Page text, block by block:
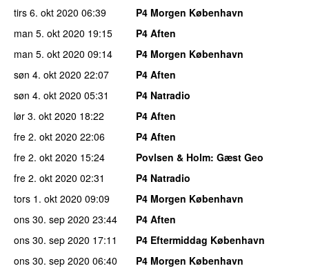
tirs 6. okt 2020 06:39
P4 Morgen København
man 5. okt 2020 19:15
P4 Aften
man 5. okt 2020 09:14
P4 Morgen København
søn 4. okt 2020 22:07
P4 Aften
søn 4. okt 2020 05:31
P4 Natradio
lør 3. okt 2020 18:22
P4 Aften
fre 2. okt 2020 22:06
P4 Aften
fre 2. okt 2020 15:24 Povlsen & Holm: Gæst Geo
fre 2. okt 2020 02:31
P4 Natradio
tors 1. okt 2020 09:09
P4 Morgen København
ons 30. sep 2020 23:44
P4 Aften
ons 30. sep 2020 17:11
P4 Eftermiddag København
ons 30. sep 2020 06:40
P4 Morgen København